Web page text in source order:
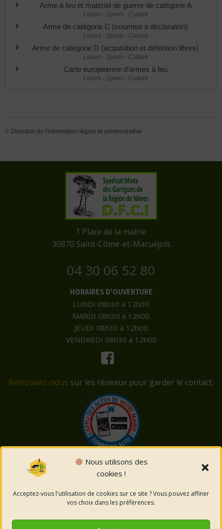
Nous utilisons des
cookies !
Acceptez-vous l'utilisation de cookies sur ce site ? Vous pouvez affiner
vos choix dans les préférences.
Arme à feu et matériel de guerre de catégorie A
Loisirs - Sports - Culture
Arme de catégorie C (soumise à déclaration)
Loisirs - Sports - Culture
Arme de catégorie D (acquisition et détention libres)
Loisirs - Sports - Culture
Carte européenne d'armes à feu
Loisirs - Sports - Culture
© Direction de l'information légale et administrative
​1 Place de la mairie
​30870 Saint-Côme-et-Maruéjols
04 30 06 52 80
HORAIRES D'OUVERTURE
LUNDI 08h30 à 12h00
MARDI 08h30 à 12h00
JEUDI 08h30 à 12h00
VENDREDI 08h30 à 12h00
Retrouvez-nous sur les réseaux pour garder le contact.
© 2026 Saint-Côme-et-Maruéjols. Un service proposé
Mentions légales